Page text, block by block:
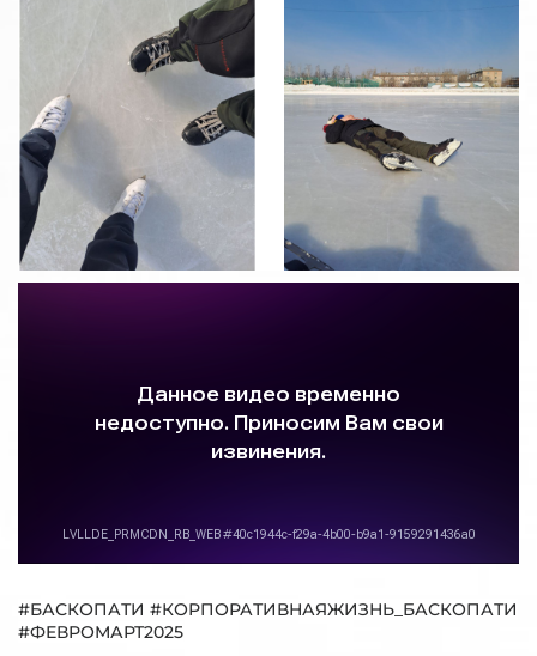
#БАСКОПАТИ #КОРПОРАТИВНАЯЖИЗНЬ_БАСКОПАТИ
#ФЕВРОМАРТ2025